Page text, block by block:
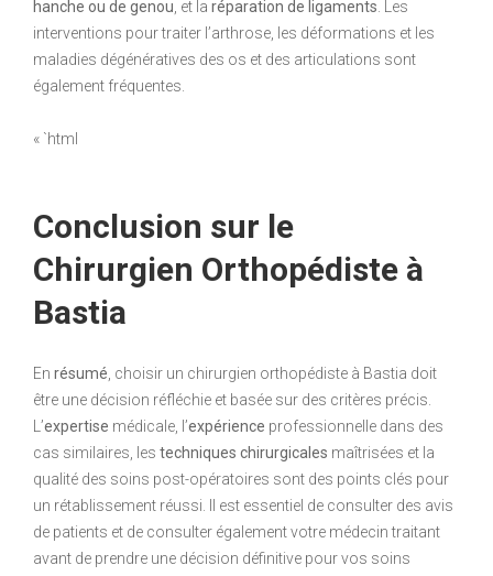
hanche ou de genou, et la réparation de ligaments. Les
interventions pour traiter l’arthrose, les déformations et les
maladies dégénératives des os et des articulations sont
également fréquentes.
« `html
Conclusion sur le
Chirurgien Orthopédiste à
Bastia
En résumé, choisir un chirurgien orthopédiste à Bastia doit
être une décision réfléchie et basée sur des critères précis.
L’expertise médicale, l’expérience professionnelle dans des
cas similaires, les techniques chirurgicales maîtrisées et la
qualité des soins post-opératoires sont des points clés pour
un rétablissement réussi. Il est essentiel de consulter des avis
de patients et de consulter également votre médecin traitant
avant de prendre une décision définitive pour vos soins